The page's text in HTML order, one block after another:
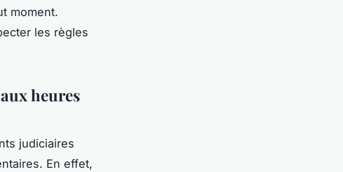
moment.
les règles
heures
judiciaires
En effet,